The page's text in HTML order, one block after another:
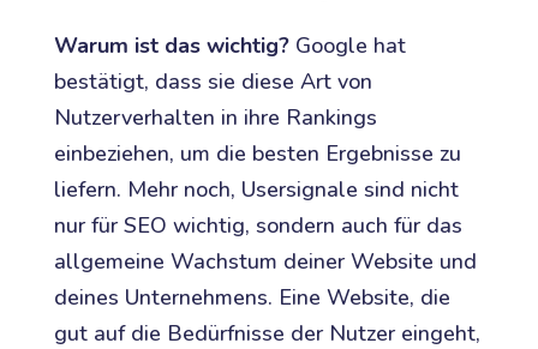
Warum ist das wichtig?Google hat
bestätigt, dass sie diese Art von
Nutzerverhalten in ihre Rankings
einbeziehen, um die besten Ergebnisse zu
liefern. Mehr noch, Usersignale sind nicht
nur für SEO wichtig, sondern auch für das
allgemeine Wachstum deiner Website und
deines Unternehmens. Eine Website, die
gut auf die Bedürfnisse der Nutzer eingeht,